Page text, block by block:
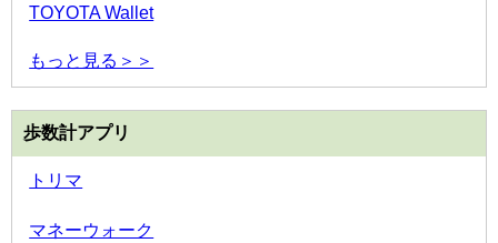
TOYOTA Wallet
もっと見る＞＞
歩数計アプリ
トリマ
マネーウォーク